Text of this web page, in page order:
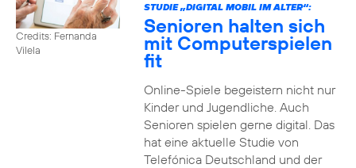
Credits: Fernanda
Vilela
STUDIE „DIGITAL MOBIL IM ALTER“:
Senioren halten sich
mit Computerspielen
fit
Online-Spiele begeistern nicht nur
Kinder und Jugendliche. Auch
Senioren spielen gerne digital. Das
hat eine aktuelle Studie von
Telefónica Deutschland und der